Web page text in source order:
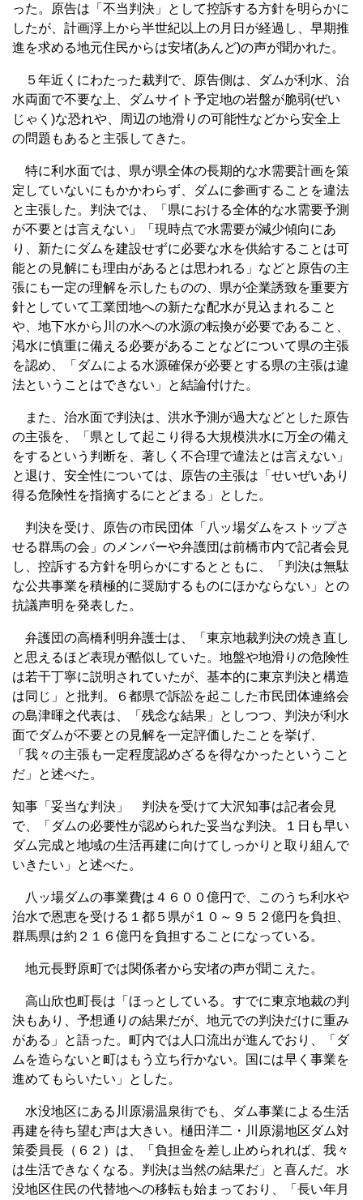
った。原告は「不当判決」として控訴する方針を明らかに
したが、計画浮上から半世紀以上の月日が経過し、早期推
進を求める地元住民からは安堵(あんど)の声が聞かれた。
５年近くにわたった裁判で、原告側は、ダムが利水、治
水両面で不要な上、ダムサイト予定地の岩盤が脆弱(ぜい
じゃく)な恐れや、周辺の地滑りの可能性などから安全上
の問題もあると主張してきた。
特に利水面では、県が県全体の長期的な水需要計画を策
定していないにもかかわらず、ダムに参画することを違法
と主張した。判決では、「県における全体的な水需要予測
が不要とは言えない」「現時点で水需要が減少傾向にあ
り、新たにダムを建設せずに必要な水を供給することは可
能との見解にも理由があるとは思われる」などと原告の主
張にも一定の理解を示したものの、県が企業誘致を重要方
針としていて工業団地への新たな配水が見込まれること
や、地下水から川の水への水源の転換が必要であること、
渇水に慎重に備える必要があることなどについて県の主張
を認め、「ダムによる水源確保が必要とする県の主張は違
法ということはできない」と結論付けた。
また、治水面で判決は、洪水予測が過大などとした原告
の主張を、「県として起こり得る大規模洪水に万全の備え
をするという判断を、著しく不合理で違法とは言えない」
と退け、安全性については、原告の主張は「せいぜいあり
得る危険性を指摘するにとどまる」とした。
判決を受け、原告の市民団体「八ッ場ダムをストップさ
せる群馬の会」のメンバーや弁護団は前橋市内で記者会見
し、控訴する方針を明らかにするとともに、「判決は無駄
な公共事業を積極的に奨励するものにほかならない」との
抗議声明を発表した。
弁護団の高橋利明弁護士は、「東京地裁判決の焼き直し
と思えるほど表現が酷似していた。地盤や地滑りの危険性
は若干丁寧に説明されていたが、基本的に東京判決と構造
は同じ」と批判。６都県で訴訟を起こした市民団体連絡会
の島津暉之代表は、「残念な結果」としつつ、判決が利水
面でダムが不要との見解を一定評価したことを挙げ、
「我々の主張も一定程度認めざるを得なかったということ
だ」と述べた。
知事「妥当な判決」 判決を受けて大沢知事は記者会見
で、「ダムの必要性が認められた妥当な判決。１日も早い
ダム完成と地域の生活再建に向けてしっかりと取り組んで
いきたい」と述べた。
八ッ場ダムの事業費は４６００億円で、このうち利水や
治水で恩恵を受ける１都５県が１０～９５２億円を負担、
群馬県は約２１６億円を負担することになっている。
地元長野原町では関係者から安堵の声が聞こえた。
高山欣也町長は「ほっとしている。すでに東京地裁の判
決もあり、予想通りの結果だが、地元での判決だけに重み
がある」と語った。町内では人口流出が進んでおり、「ダ
ムを造らないと町はもう立ち行かない。国には早く事業を
進めてもらいたい」とした。
水没地区にある川原湯温泉街でも、ダム事業による生活
再建を待ち望む声は大きい。樋田洋二・川原湯地区ダム対
策委員長（６２）は、「負担金を差し止められれば、我々
は生活できなくなる。判決は当然の結果だ」と喜んだ。水
没地区住民の代替地への移転も始まっており、「長い年月